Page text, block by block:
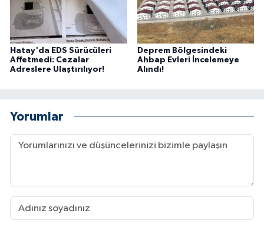
Hatay'da EDS Sürücüleri
Affetmedi: Cezalar
Adreslere Ulaştırılıyor!
Deprem Bölgesindeki
Ahbap Evleri İncelemeye
Alındı!
Yorumlar